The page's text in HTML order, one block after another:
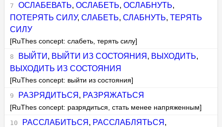
ОСЛАБЕВАТЬ, ОСЛАБЕТЬ, ОСЛАБНУТЬ,
ПОТЕРЯТЬ СИЛУ,СЛАБЕТЬ,СЛАБНУТЬ,ТЕРЯТЬ
СИЛУ
[RuThes concept: слабеть, терять силу]
ВЫЙТИ , ВЫЙТИ ИЗ СОСТОЯНИЯ , ВЫХОДИТЬ,
ВЫХОДИТЬ ИЗ СОСТОЯНИЯ
[RuThes concept: выйти из состояния]
РАЗРЯДИТЬСЯ , РАЗРЯЖАТЬСЯ
[RuThes concept: разрядиться, стать менее напряженным]
РАССЛАБИТЬСЯ , РАССЛАБЛЯТЬСЯ ,